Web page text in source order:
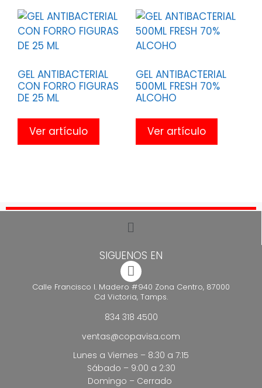
GEL ANTIBACTERIAL
CON FORRO FIGURAS
DE 25 ML
Ver artículo
GEL ANTIBACTERIAL
500ML FRESH 70%
ALCOHO
Ver artículo
SIGUENOS EN
Calle Francisco I. Madero #940 Zona Centro, 87000
Cd Victoria, Tamps.
834 318 4500
ventas@copavisa.com
Lunes a Viernes – 8:30 a 7:15
Sábado – 9:00 a 2:30
Domingo – Cerrado